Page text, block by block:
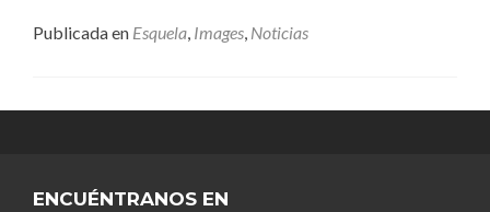
Publicada en Esquela, Images, Noticias
ENCUÉNTRANOS EN